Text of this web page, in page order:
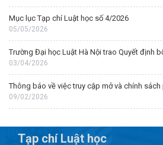
Mục lục Tạp chí Luật học số 4/2026
05/05/2026
Trường Đại học Luật Hà Nội trao Quyết định
03/04/2026
Thông báo về việc truy cập mở và chính
09/02/2026
Tạp chí Luật học